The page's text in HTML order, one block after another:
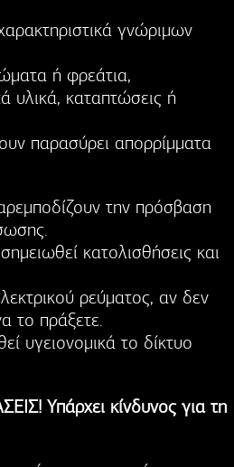
γνώριμων
ή φρεάτια,
υλικά, καταπτώσεις ή
παρασύρει απορρίμματα
την πρόσβαση
κατολισθήσεις και
ρεύματος, αν δεν
το πράξετε.
υγειονομικά το δίκτυο
Υπάρχει κίνδυνος για τη